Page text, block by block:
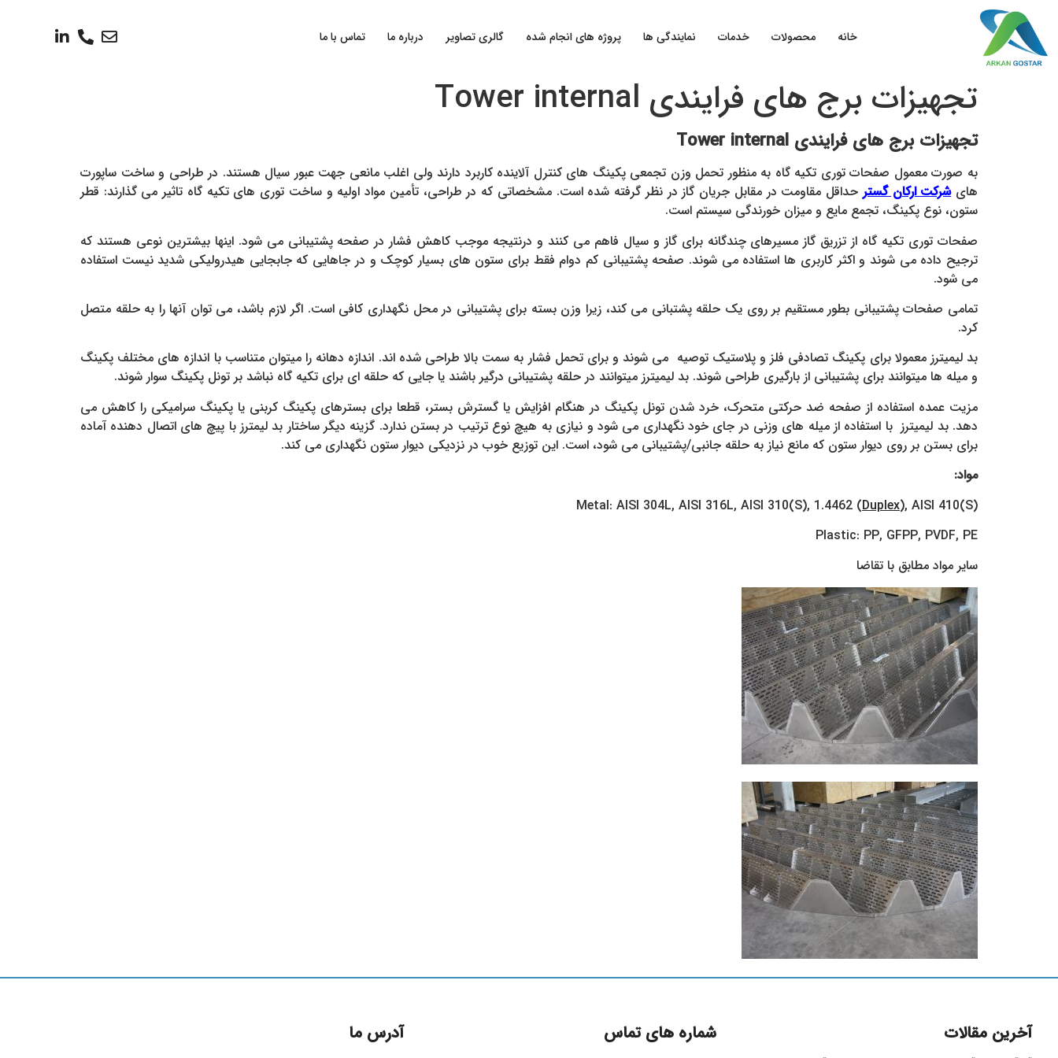
خانه محصولات خدمات نمایندگی ها پروژه های انجام شده گالری تصاویر درباره ما تماس با ما
تجهیزات برج های فرایندی Tower internal
تجهیزات برج های فرایندی Tower internal
به صورت معمول صفحات توری تکیه گاه به منظور تحمل وزن تجمعی پکینگ های کنترل آلاینده کاربرد دارند ولی اغلب مانعی جهت عبور سیال هستند. در طراحی و ساخت ساپورت
هایشرکت ارکان گسترحداقل مقاومت در مقابل جریان گاز در نظر گرفته شده است. مشخصاتی که در طراحی، تأمین مواد اولیه و ساخت توری های تکیه گاه تاثیر می گذارند: قطر
ستون، نوع پکینگ، تجمع مایع و میزان خورندگی سیستم است.
صفحات توری تکیه گاه از تزریق گاز مسیرهای چندگانه برای گاز و سیال فاهم می کنند و درنتیجه موجب کاهش فشار در صفحه پشتیبانی می شود. اینها بیشترین نوعی هستند که
ترجیح داده می شوند و اکثر کاربری ها استفاده می شوند. صفحه پشتیبانی کم دوام فقط برای ستون های بسیار کوچک و در جاهایی که جابجایی هیدرولیکی شدید نیست استفاده
می شود.
تمامی صفحات پشتیبانی بطور مستقیم بر روی یک حلقه پشتبانی می کند، زیرا وزن بسته برای پشتیبانی در محل نگهداری کافی است. اگر لازم باشد، می توان آنها را به حلقه متصل
کرد.
بد لیمیترز معمولا برای پکینگ تصادفی فلز و پلاستیک توصیه می شوند و برای تحمل فشار به سمت بالا طراحی شده اند. اندازه دهانه را میتوان متناسب با اندازه های مختلف پکینگ
و میله ها میتوانند برای پشتیبانی از بارگیری طراحی شوند. بد لیمیترز میتوانند در حلقه پشتیبانی درگیر باشند یا جایی که حلقه ای برای تکیه گاه نباشد بر تونل پکینگ سوار شوند.
مزیت عمده استفاده از صفحه ضد حرکتی متحرک، خرد شدن تونل پکینگ در هنگام افزایش یا گسترش بستر، قطعا برای بسترهای پکینگ کربنی یا پکینگ سرامیکی را کاهش می
دهد. بد لیمیترز با استفاده از میله های وزنی در جای خود نگهداری می شود و نیازی به هیچ نوع ترتیب در بستن ندارد. گزینه دیگر ساختار بد لیمترز با پیچ های اتصال دهنده آماده
برای بستن بر روی دیوار ستون که مانع نیاز به حلقه جانبی/پشتیبانی می شود، است. این توزیع خوب در نزدیکی دیوار ستون نگهداری می کند.
مواد:
Metal: AISI 304L, AISI 316L, AISI 310(S), 1.4462 (Duplex), AISI 410(S)
Plastic: PP, GFPP, PVDF, PE
سایر مواد مطابق با تقاضا
آخرین مقالات شماره های تماس آدرس ما